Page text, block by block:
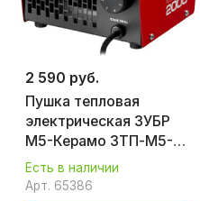
2 590 руб.
Пушка тепловая
электрическая ЗУБР
М5-Керамо ЗТП-М5-
2000
Есть в наличии
Арт. 65386